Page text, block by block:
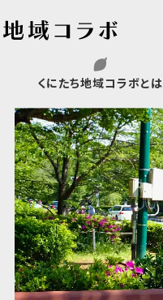
くにたち地域コラボとは
沿革
委託・補助金・助成金実績
会員一覧
外部NPO等関連団体一覧